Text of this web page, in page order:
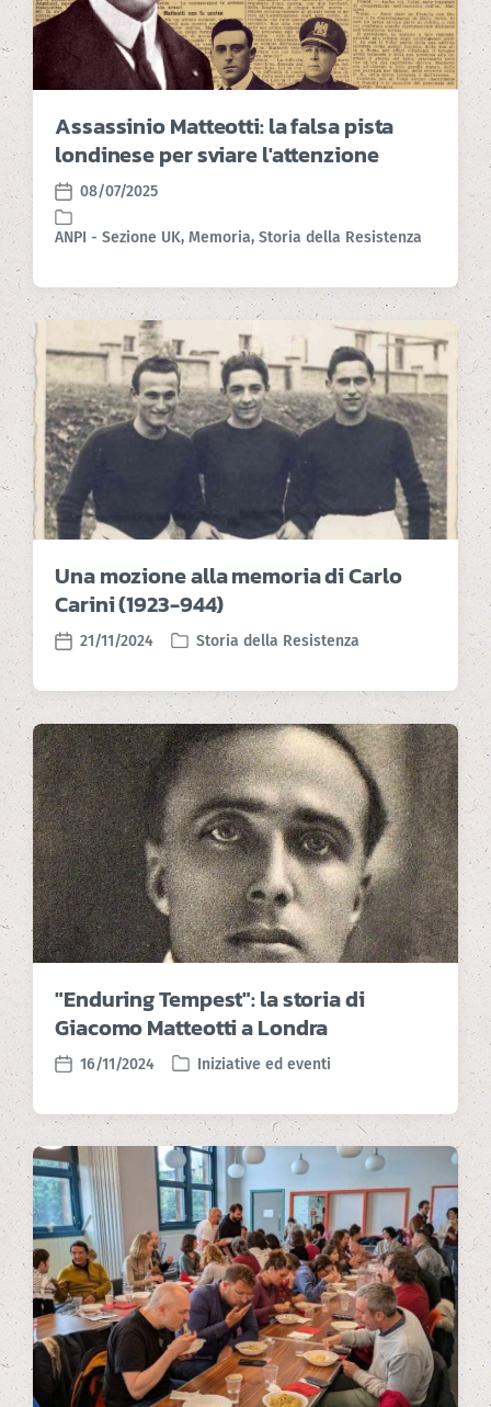
Assassinio Matteotti: la falsa pista
londinese per sviare l'attenzione
P
o
s
a
e
08/07/2025
P
s
d
i
n
ANPI - Sezione UK, Memoria, Storia della Resistenza
Una mozione alla memoria di Carlo
Carini (1923-944)
P
s
t
d
a
t
e
21/11/2024
P
s
t
e
d
i
n
Storia della Resistenza
"Enduring Tempest": la storia di
Giacomo Matteotti a Londra
P
s
t
d
a
t
e
16/11/2024
P
s
t
e
d
i
n
Iniziative ed eventi